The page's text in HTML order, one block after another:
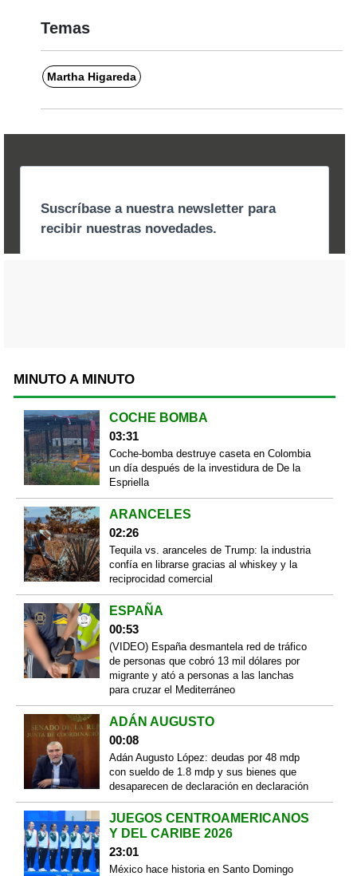
Temas
Martha Higareda
MINUTO A MINUTO
COCHE BOMBA
03:31
Coche-bomba destruye caseta en Colombia
un día después de la investidura de De la
Espriella
ARANCELES
02:26
Tequila vs. aranceles de Trump: la industria
confía en librarse gracias al whiskey y la
reciprocidad comercial
ESPAÑA
00:53
(VIDEO) España desmantela red de tráfico
de personas que cobró 13 mil dólares por
migrante y ató a personas a las lanchas
para cruzar el Mediterráneo
ADÁN AUGUSTO
00:08
Adán Augusto López: deudas por 48 mdp
con sueldo de 1.8 mdp y sus bienes que
desaparecen de declaración en declaración
JUEGOS CENTROAMERICANOS
Y DEL CARIBE 2026
23:01
México hace historia en Santo Domingo